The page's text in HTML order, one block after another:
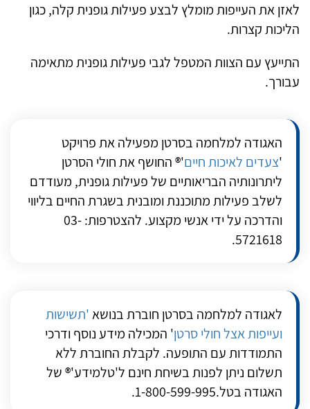
לאזן את העייפות מומלץ לבצע פעילות גופנית קלה, כגון
הליכות קצרות.
התייעץ עם הצוות המטפל לגבי פעילות גופנית מתאימה
עבורך.
האגודה למלחמה בסרטן מפעילה את פרויקט
'צעדים לאיכות חיים'® החושף את חולי הסרטן
ליתרונותיה הבריאותיים של פעילות גופנית, מעודדם
לשלב פעילות מתוכננת ומובנית בשגרת החיים בליווי
והדרכה על ידי אנשי מקצוע. להצטרפות: 03-
5721618.
לאגודה למלחמה בסרטן חוברת בנושא'תשישות
ועייפות אצל חולי סרטן' המכילה מידע נוסף ודרכי
התמודדות עם התופעה. לקבלת החוברת ללא
תשלום ניתן לפנות בשיחת חינם ל'טלמידע'® של
האגודה בטל.1-800-599-995.